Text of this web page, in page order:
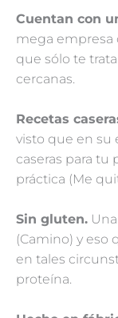
Cuentan con
mega empresa
que sólo te
cercanas.
Recetas
visto que en su
caseras para tu
práctica (Me
Sin gluten.
(Camino) y eso
en tales
proteína.